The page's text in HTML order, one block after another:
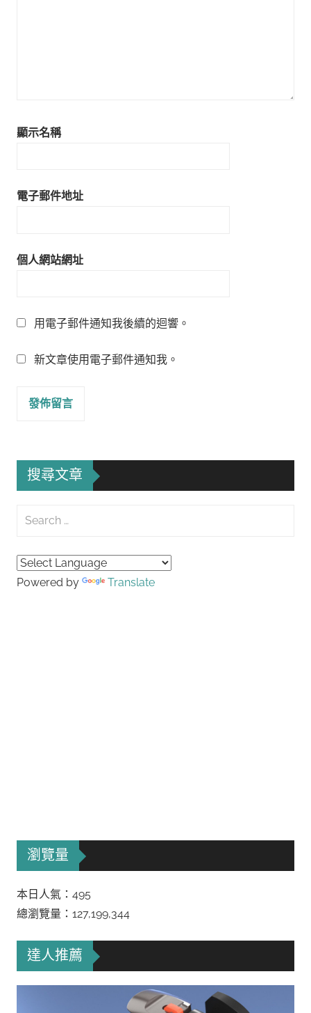
顯示名稱
電子郵件地址
個人網站網址
用電子郵件通知我後續的迴響。
新文章使用電子郵件通知我。
搜尋文章
Search
Powered by Translate
瀏覽量
本日人氣：495
總瀏覽量：127,199,344
達人推薦